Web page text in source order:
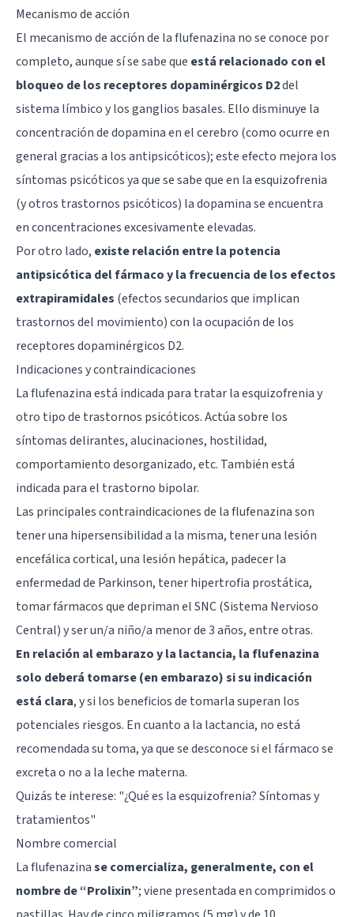
Mecanismo de acción
El mecanismo de acción de la flufenazina no se conoce por
completo, aunque sí se sabe que está relacionado con el
bloqueo de los receptores dopaminérgicos D2del
sistema límbicoy losganglios basales. Ello disminuye la
concentración de dopamina en el cerebro (como ocurre en
general gracias a los antipsicóticos); este efecto mejora los
síntomas psicóticos ya que se sabe que en la esquizofrenia
(y otros trastornos psicóticos) la dopamina se encuentra
en concentraciones excesivamente elevadas.
Por otro lado, existe relación entre la potencia
antipsicótica del fármaco y la frecuencia de los efectos
extrapiramidales (efectos secundarios que implican
trastornos del movimiento) con la ocupación de los
receptores dopaminérgicos D2.
Indicaciones y contraindicaciones
La flufenazina está indicada para tratar la esquizofrenia y
otro tipo de trastornos psicóticos. Actúa sobre los
síntomas delirantes, alucinaciones, hostilidad,
comportamiento desorganizado, etc. También está
indicada para el trastorno bipolar.
Las principales contraindicaciones de la flufenazina son
tener una hipersensibilidad a la misma, tener una lesión
encefálica cortical, una lesión hepática, padecer la
enfermedad de Parkinson, tener hipertrofia prostática,
tomar fármacos que depriman el SNC (Sistema Nervioso
Central) y ser un/a niño/a menor de 3 años, entre otras.
En relación al embarazo y la lactancia, la flufenazina
solo deberá tomarse (en embarazo) si su indicación
está clara, y si los beneficios de tomarla superan los
potenciales riesgos. En cuanto a la lactancia, no está
recomendada su toma, ya que se desconoce si el fármaco se
excreta o no a la leche materna.
Quizás te interese: "¿Qué es la esquizofrenia? Síntomas y
tratamientos"
Nombre comercial
La flufenazinase comercializa, generalmente, con el
nombre de “Prolixin”; viene presentada en comprimidos o